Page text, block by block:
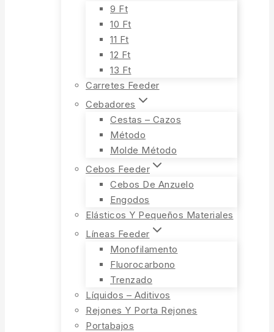
9 Ft
10 Ft
11 Ft
12 Ft
13 Ft
Carretes Feeder
Cebadores
Cestas – Cazos
Método
Molde Método
Cebos Feeder
Cebos De Anzuelo
Engodos
Elásticos Y Pequeños Materiales
Líneas Feeder
Monofilamento
Fluorocarbono
Trenzado
Líquidos – Aditivos
Rejones Y Porta Rejones
Portabajos